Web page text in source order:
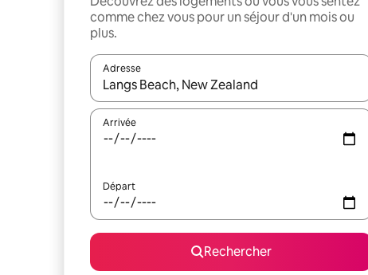
comme chez vous pour un séjour d'un mois ou
plus.
Adresse
Lorsque les résultats s'affichent, utilisez les flèches
Arrivée
Départ
Rechercher